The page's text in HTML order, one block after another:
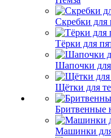
Скребки для
Тёрки для
Шапочки
Щётки для
Бритвенные
Машинки